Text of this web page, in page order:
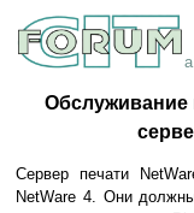
Обслуживание
Сервер печати
NetWare 4. Они